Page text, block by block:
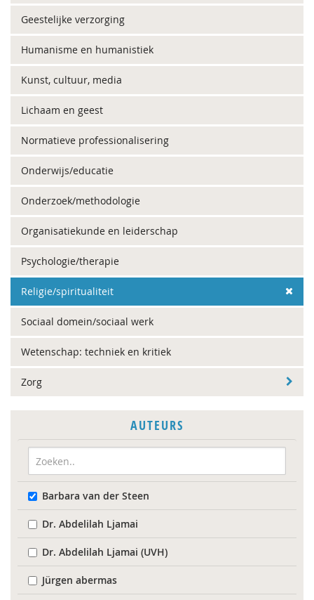
Geestelijke verzorging
Humanisme en humanistiek
Kunst, cultuur, media
Lichaam en geest
Normatieve professionalisering
Onderwijs/educatie
Onderzoek/methodologie
Organisatiekunde en leiderschap
Psychologie/therapie
Religie/spiritualiteit
Sociaal domein/sociaal werk
Wetenschap: techniek en kritiek
Zorg
AUTEURS
Barbara van der Steen
Dr. Abdelilah Ljamai
Dr. Abdelilah Ljamai (UVH)
Jürgen abermas